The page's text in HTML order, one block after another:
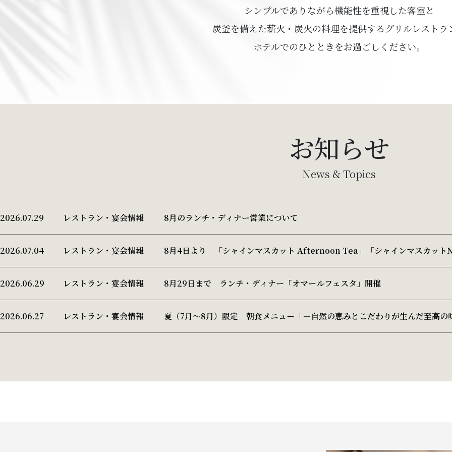
シンプルでありながら機能性を重視した客室と
炭釜を備えた薪火・炭火の料理を提供するグリルレストラ
ホテルでのひとときをお過ごしください。
お知らせ
News & Topics
2026.07.29 レストラン・宴会情報 8月のランチ・ディナー営業について
2026.07.04 レストラン・宴会情報 8月4日より 「シャインマスカット Afternoon Tea」「シャインマスカッ
2026.06.29 レストラン・宴会情報 8月29日まで ランチ・ディナー「オマールフェスタ」開催
2026.06.27 レストラン・宴会情報 夏（7月～8月）限定 朝食メニュー「－自然の恵みとこだわりが生んだ至高